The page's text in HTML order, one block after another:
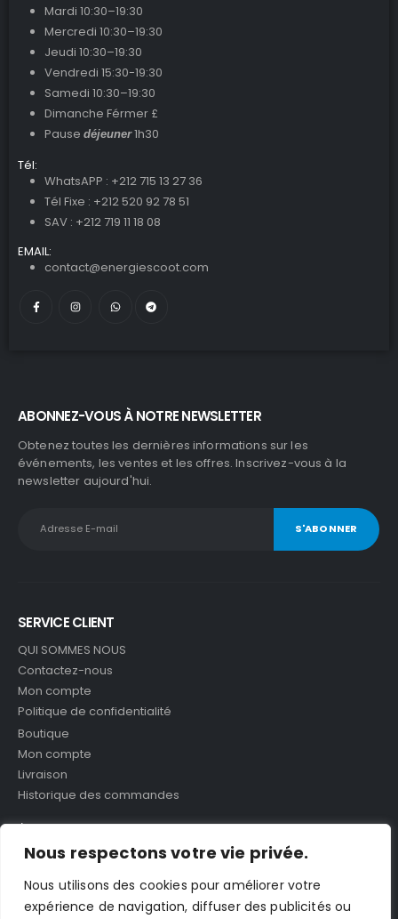
Nous respectons votre vie privée.
Nous utilisons des cookies pour améliorer votre
expérience de navigation, diffuser des publicités ou
Mardi 10:30–19:30
Mercredi 10:30–19:30
Jeudi 10:30–19:30
Vendredi 15:30-19:30
Samedi 10:30–19:30
Dimanche Férmer £
Pause déjeuner1h30
Tél:
WhatsAPP : +212 715 13 27 36
Tél Fixe : +212 520 92 78 51
SAV : +212 719 11 18 08
EMAIL:
contact@energiescoot.com
ABONNEZ-VOUS À NOTRE NEWSLETTER
Obtenez toutes les dernières informations sur les
événements, les ventes et les offres. Inscrivez-vous à la
newsletter aujourd'hui.
SERVICE CLIENT
QUI SOMMES NOUS
Contactez-nous
Mon compte
Politique de confidentialité
Boutique
Mon compte
Livraison
Historique des commandes
Energie Scoot Maroc Votre Grossiste des pièces de rechange
des trottinettes et vélo électrique Ici au Maroc